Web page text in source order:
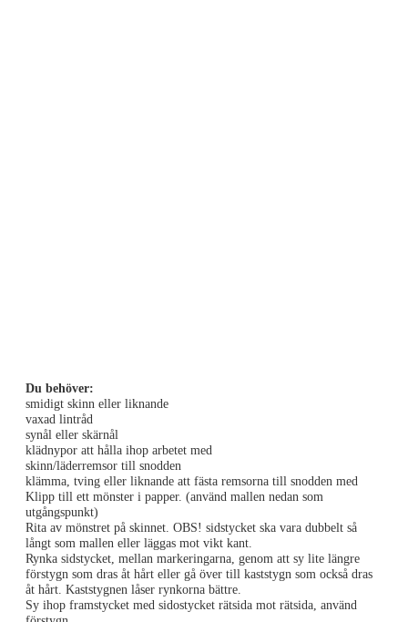
Du behöver:
smidigt skinn eller liknande
vaxad lintråd
synål eller skärnål
klädnypor att hålla ihop arbetet med
skinn/läderremsor till snodden
klämma, tving eller liknande att fästa remsorna till snodden med
Klipp till ett mönster i papper. (använd mallen nedan som
utgångspunkt)
Rita av mönstret på skinnet. OBS! sidstycket ska vara dubbelt så
långt som mallen eller läggas mot vikt kant.
Rynka sidstycket, mellan markeringarna, genom att sy lite längre
förstygn som dras åt hårt eller gå över till kaststygn som också dras
åt hårt. Kaststygnen låser rynkorna bättre.
Sy ihop framstycket med sidostycket rätsida mot rätsida, använd